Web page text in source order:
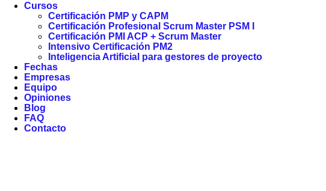
Cursos
Certificación PMP y CAPM
Certificación Profesional Scrum Master PSM I
Certificación PMI ACP + Scrum Master
Intensivo Certificación PM2
Inteligencia Artificial para gestores de proyecto
Fechas
Empresas
Equipo
Opiniones
Blog
FAQ
Contacto